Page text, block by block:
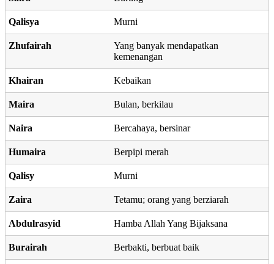
Qalisya Murni
Zhufairah
Yang banyak mendapatkan
kemenangan
Khairan Kebaikan
Maira Bulan, berkilau
Naira Bercahaya, bersinar
Humaira Berpipi merah
Qalisy Murni
Zaira Tetamu; orang yang berziarah
Abdulrasyid Hamba Allah Yang Bijaksana
Burairah Berbakti, berbuat baik